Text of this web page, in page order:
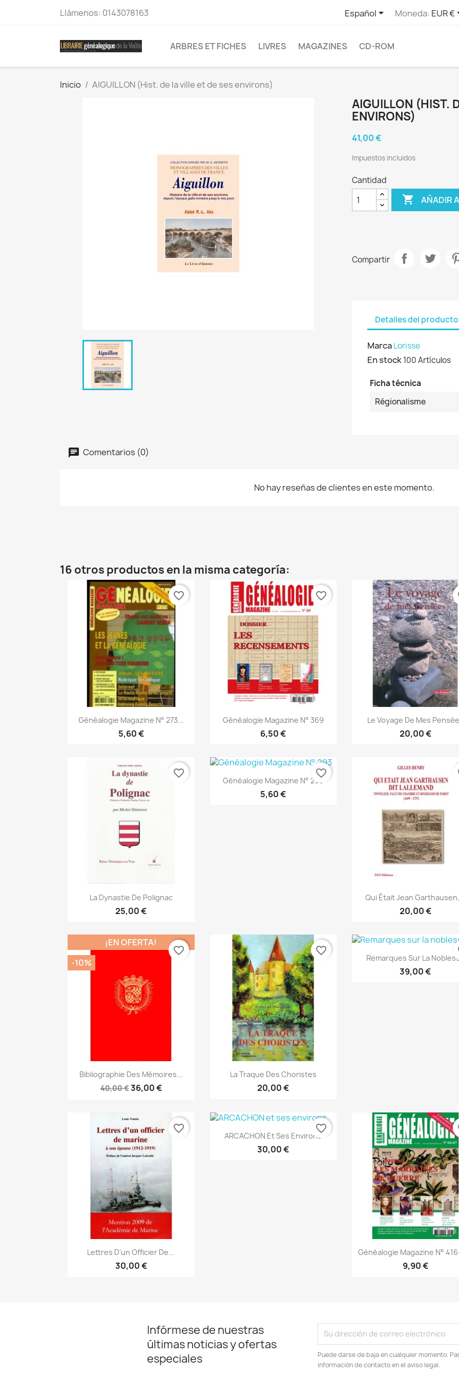
Llámenos: 0143078163 Español Moneda: EUR €
ARBRES ET FICHES LIVRES MAGAZINES CD-ROM
Inicio AIGUILLON (Hist. de la ville et de ses environs)
AIGUILLON (HIST.
ENVIRONS)
41,00 €
Impuestos incluidos
Cantidad
 AÑADIR
Compartir
Detalles del producto
MarcaLorisse
En stock100 Artículos
Ficha técnica
Régionalisme
Comentarios (0)
No hay reseñas de clientes en este momento.
16 otros productos en la misma categoría:
Vista rápida
Généalogie Magazine N° 273...
5,60 €
favorite_border
Vista rápida
Généalogie Magazine N° 369
6,50 €
favorite_border
Vista rápida
Le Voyage De Mes
20,00 €
Vista rápida
La Dynastie De Polignac
25,00 €
favorite_border Vista rápida
Généalogie Magazine N° 293
5,60 €
favorite_border
 Vista rápida
Qui Était Jean
20,00 €
Vista rápida
Bibliographie Des Mémoires...
40,00 €36,00 €
¡EN OFERTA!
-10%
favorite_border
Vista rápida
La Traque Des Choristes
20,00 €
favorite_border Vista rápida
Remarques Sur La
39,00 €
 Vista rápida
Lettres D'un Officier De...
30,00 €
favorite_border Vista rápida
ARCACHON Et Ses Environs
30,00 €
favorite_border
Vista rápida
Généalogie Magazine N°
9,90 €
Infórmese de nuestras
últimas noticias y ofertas
especiales
Puede darse de baja en cualquier momento.
información de contacto en el aviso legal.